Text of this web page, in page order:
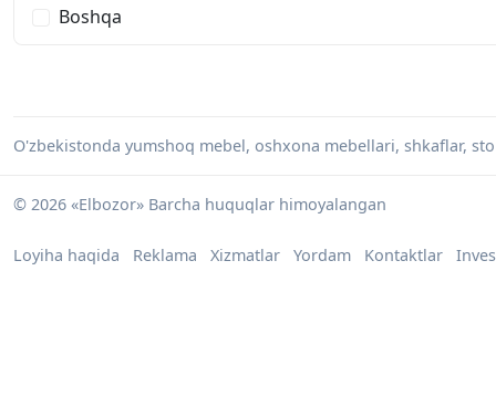
Boshqa
O'zbekistonda yumshoq mebel, oshxona mebellari, shkaflar,
© 2026 «Elbozor» Barcha huquqlar himoyalangan
Loyiha haqida Reklama Xizmatlar Yordam Kontaktlar